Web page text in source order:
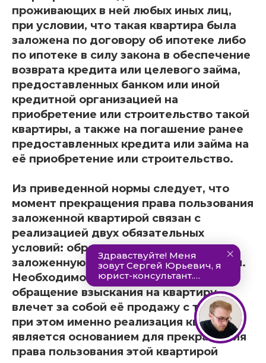
проживающих в ней любых иных лиц,
при условии, что такая квартира была
заложена по договору об ипотеке либо
по ипотеке в силу закона в обеспечение
возврата кредита или целевого займа,
предоставленных банком или иной
кредитной организацией на
приобретение или строительство такой
квартиры, а также на погашение ранее
предоставленных кредита или займа на
её приобретение или строительство.
Из приведенной нормы следует, что
момент прекращения права пользования
заложенной квартирой связан с
реализацией двух обязательных
условий: обращение взыскания на
заложенную квартиру и её реализация.
Необходимо подчеркнуть, что
обращение взыскания на квартиру
влечет за собой её продажу с торгов,
при этом именно реализация квартиры
является основанием для прекращения
права пользования этой квартирой